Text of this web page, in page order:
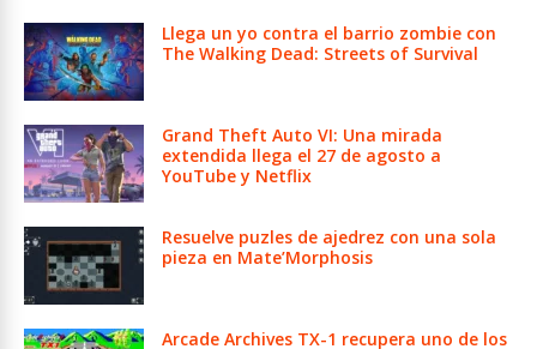
Llega un yo contra el barrio zombie con
The Walking Dead: Streets of Survival
Grand Theft Auto VI: Una mirada
extendida llega el 27 de agosto a
YouTube y Netflix
Resuelve puzles de ajedrez con una sola
pieza en Mate’Morphosis
Arcade Archives TX-1 recupera uno de los